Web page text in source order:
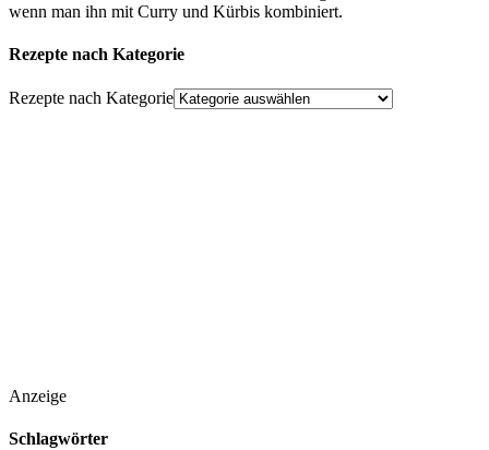
wenn man ihn mit Curry und Kürbis kombiniert.
Rezepte nach Kategorie
Rezepte nach Kategorie
Anzeige
Schlagwörter